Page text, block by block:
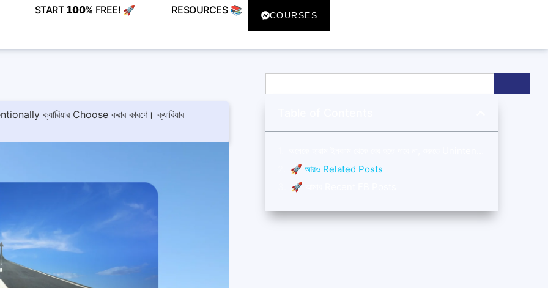
START 𝟭𝟬𝟬% FREE! 🚀 RESOURCES 📚 COURSES
ক্যারিয়ার Choose করার কারণে। ক্যারিয়ার
🚀 আরও Related Posts
🚀 আমার Recent FB Posts